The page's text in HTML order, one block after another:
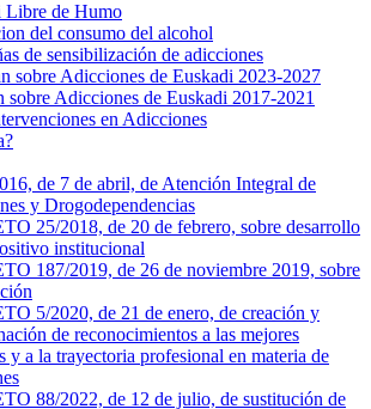
Libre de Humo
del consumo del alcohol
de sensibilización de adicciones
sobre Adicciones de Euskadi 2023-2027
sobre Adicciones de Euskadi 2017-2021
en Adicciones
de 7 de abril, de Atención Integral de
y Drogodependencias
25/2018, de 20 de febrero, sobre desarrollo
institucional
187/2019, de 26 de noviembre 2019, sobre
5/2020, de 21 de enero, de creación y
de reconocimientos a las mejores
y a la trayectoria profesional en materia de
88/2022, de 12 de julio, de sustitución de